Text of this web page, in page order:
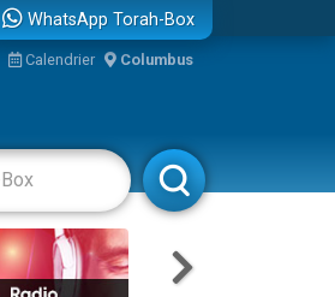
WhatsApp Torah-Box
Calendrier Columbus
Rabbanim